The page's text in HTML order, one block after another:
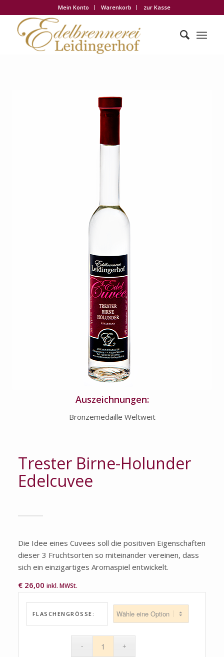
Mein Konto Warenkorb zur Kasse
Auszeichnungen:
Bronzemedaille Weltweit
Trester Birne-Holunder
Edelcuvee
Die Idee eines Cuvees soll die positiven Eigenschaften
dieser 3 Fruchtsorten so miteinander vereinen, dass
sich ein einzigartiges Aromaspiel entwickelt.
€26,00 inkl. MWSt.
FLASCHENGRÖSSE: